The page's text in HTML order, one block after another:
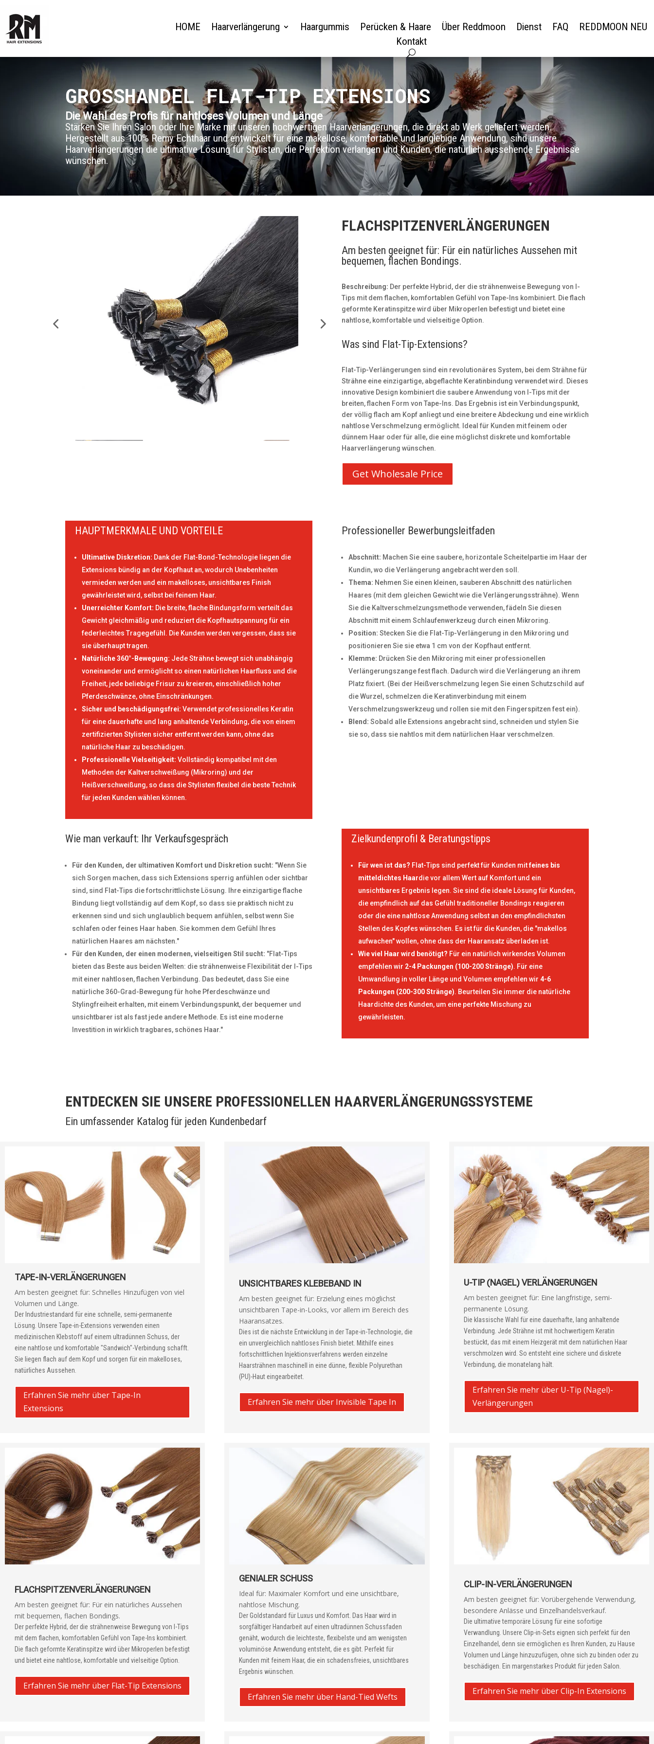
HOME Haarverlängerung Haargummis Perücken & Haare Über Reddmoon Dienst FAQ
REDDMOON NEU
Kontakt
GROSSHANDEL FLAT-TIP EXTENSIONS
Die Wahl des Profis für nahtloses Volumen und Länge
Stärken Sie Ihren Salon oder Ihre Marke mit unseren hochwertigen Haarverlängerungen, die direkt ab Werk geliefert werden.
Hergestellt aus 100% Remy Echthaar und entwickelt für eine makellose, komfortable und langlebige Anwendung, sind unsere
Haarverlängerungen die ultimative Lösung für Stylisten, die Perfektion verlangen und Kunden, die natürlich aussehende Ergebnisse
wünschen.
FLACHSPITZENVERLÄNGERUNGEN
Am besten geeignet für: Für ein natürliches Aussehen mit
bequemen, flachen Bondings.
Beschreibung: Der perfekte Hybrid, der die strähnenweise Bewegung von I-
Tips mit dem flachen, komfortablen Gefühl von Tape-Ins kombiniert. Die flach
geformte Keratinspitze wird über Mikroperlen befestigt und bietet eine
nahtlose, komfortable und vielseitige Option.
Was sind Flat-Tip-Extensions?
Flat-Tip-Verlängerungen sind ein revolutionäres System, bei dem Strähne für
Strähne eine einzigartige, abgeflachte Keratinbindung verwendet wird. Dieses
innovative Design kombiniert die saubere Anwendung von I-Tips mit der
breiten, flachen Form von Tape-Ins. Das Ergebnis ist ein Verbindungspunkt,
der völlig flach am Kopf anliegt und eine breitere Abdeckung und eine wirklich
nahtlose Verschmelzung ermöglicht. Ideal für Kunden mit feinem oder
dünnem Haar oder für alle, die eine möglichst diskrete und komfortable
Haarverlängerung wünschen.
Get Wholesale Price
HAUPTMERKMALE UND VORTEILE
Ultimative Diskretion: Dank der Flat-Bond-Technologie liegen die
Extensions bündig an der Kopfhaut an, wodurch Unebenheiten
vermieden werden und ein makelloses, unsichtbares Finish
gewährleistet wird, selbst bei feinem Haar.
Unerreichter Komfort: Die breite, flache Bindungsform verteilt das
Gewicht gleichmäßig und reduziert die Kopfhautspannung für ein
federleichtes Tragegefühl. Die Kunden werden vergessen, dass sie
sie überhaupt tragen.
Natürliche 360°-Bewegung: Jede Strähne bewegt sich unabhängig
voneinander und ermöglicht so einen natürlichen Haarfluss und die
Freiheit, jede beliebige Frisur zu kreieren, einschließlich hoher
Pferdeschwänze, ohne Einschränkungen.
Sicher und beschädigungsfrei: Verwendet professionelles Keratin
für eine dauerhafte und lang anhaltende Verbindung, die von einem
zertifizierten Stylisten sicher entfernt werden kann, ohne das
natürliche Haar zu beschädigen.
Professionelle Vielseitigkeit: Vollständig kompatibel mit den
Methoden der Kaltverschweißung (Mikroring) und der
Heißverschweißung, so dass die Stylisten flexibel die beste Technik
für jeden Kunden wählen können.
Professioneller Bewerbungsleitfaden
Abschnitt: Machen Sie eine saubere, horizontale Scheitelpartie im Haar der
Kundin, wo die Verlängerung angebracht werden soll.
Thema: Nehmen Sie einen kleinen, sauberen Abschnitt des natürlichen
Haares (mit dem gleichen Gewicht wie die Verlängerungssträhne). Wenn
Sie die Kaltverschmelzungsmethode verwenden, fädeln Sie diesen
Abschnitt mit einem Schlaufenwerkzeug durch einen Mikroring.
Position: Stecken Sie die Flat-Tip-Verlängerung in den Mikroring und
positionieren Sie sie etwa 1 cm von der Kopfhaut entfernt.
Klemme: Drücken Sie den Mikroring mit einer professionellen
Verlängerungszange fest flach. Dadurch wird die Verlängerung an ihrem
Platz fixiert. (Bei der Heißverschmelzung legen Sie einen Schutzschild auf
die Wurzel, schmelzen die Keratinverbindung mit einem
Verschmelzungswerkzeug und rollen sie mit den Fingerspitzen fest ein).
Blend: Sobald alle Extensions angebracht sind, schneiden und stylen Sie
sie so, dass sie nahtlos mit dem natürlichen Haar verschmelzen.
Wie man verkauft: Ihr Verkaufsgespräch
Für den Kunden, der ultimativen Komfort und Diskretion sucht: "Wenn Sie
sich Sorgen machen, dass sich Extensions sperrig anfühlen oder sichtbar
sind, sind Flat-Tips die fortschrittlichste Lösung. Ihre einzigartige flache
Bindung liegt vollständig auf dem Kopf, so dass sie praktisch nicht zu
erkennen sind und sich unglaublich bequem anfühlen, selbst wenn Sie
schlafen oder feines Haar haben. Sie kommen dem Gefühl Ihres
natürlichen Haares am nächsten."
Für den Kunden, der einen modernen, vielseitigen Stil sucht: "Flat-Tips
bieten das Beste aus beiden Welten: die strähnenweise Flexibilität der I-Tips
mit einer nahtlosen, flachen Verbindung. Das bedeutet, dass Sie eine
natürliche 360-Grad-Bewegung für hohe Pferdeschwänze und
Stylingfreiheit erhalten, mit einem Verbindungspunkt, der bequemer und
unsichtbarer ist als fast jede andere Methode. Es ist eine moderne
Investition in wirklich tragbares, schönes Haar."
Zielkundenprofil & Beratungstipps
Für wen ist das? Flat-Tips sind perfekt für Kunden mitfeines bis
mitteldichtes Haardie vor allem Wert auf Komfort und ein
unsichtbares Ergebnis legen. Sie sind die ideale Lösung für Kunden,
die empfindlich auf das Gefühl traditioneller Bondings reagieren
oder die eine nahtlose Anwendung selbst an den empfindlichsten
Stellen des Kopfes wünschen. Es ist für die Kunden, die "makellos
aufwachen" wollen, ohne dass der Haaransatz überladen ist.
Wie viel Haar wird benötigt? Für ein natürlich wirkendes Volumen
empfehlen wir 2-4 Packungen (100-200 Stränge). Für eine
Umwandlung in voller Länge und Volumen empfehlen wir 4-6
Packungen (200-300 Stränge). Beurteilen Sie immer die natürliche
Haardichte des Kunden, um eine perfekte Mischung zu
gewährleisten.
ENTDECKEN SIE UNSERE PROFESSIONELLEN HAARVERLÄNGERUNGSSYSTEME
Ein umfassender Katalog für jeden Kundenbedarf
TAPE-IN-VERLÄNGERUNGEN
Am besten geeignet für: Schnelles Hinzufügen von viel
Volumen und Länge.
Der Industriestandard für eine schnelle, semi-permanente
Lösung. Unsere Tape-in-Extensions verwenden einen
medizinischen Klebstoff auf einem ultradünnen Schuss, der
eine nahtlose und komfortable "Sandwich"-Verbindung schafft.
Sie liegen flach auf dem Kopf und sorgen für ein makelloses,
natürliches Aussehen.
Erfahren Sie mehr über Tape-In
Extensions
UNSICHTBARES KLEBEBAND IN
Am besten geeignet für: Erzielung eines möglichst
unsichtbaren Tape-in-Looks, vor allem im Bereich des
Haaransatzes.
Dies ist die nächste Entwicklung in der Tape-in-Technologie, die
ein unvergleichlich nahtloses Finish bietet. Mithilfe eines
fortschrittlichen Injektionsverfahrens werden einzelne
Haarsträhnen maschinell in eine dünne, flexible Polyurethan
(PU)-Haut eingearbeitet.
Erfahren Sie mehr über Invisible Tape In
U-TIP (NAGEL) VERLÄNGERUNGEN
Am besten geeignet für: Eine langfristige, semi-
permanente Lösung.
Die klassische Wahl für eine dauerhafte, lang anhaltende
Verbindung. Jede Strähne ist mit hochwertigem Keratin
bestückt, das mit einem Heizgerät mit dem natürlichen Haar
verschmolzen wird. So entsteht eine sichere und diskrete
Verbindung, die monatelang hält.
Erfahren Sie mehr über U-Tip (Nagel)-
Verlängerungen
FLACHSPITZENVERLÄNGERUNGEN
Am besten geeignet für: Für ein natürliches Aussehen
mit bequemen, flachen Bondings.
Der perfekte Hybrid, der die strähnenweise Bewegung von I-Tips
mit dem flachen, komfortablen Gefühl von Tape-Ins kombiniert.
Die flach geformte Keratinspitze wird über Mikroperlen befestigt
und bietet eine nahtlose, komfortable und vielseitige Option.
Erfahren Sie mehr über Flat-Tip Extensions
GENIALER SCHUSS
Ideal für: Maximaler Komfort und eine unsichtbare,
nahtlose Mischung.
Der Goldstandard für Luxus und Komfort. Das Haar wird in
sorgfältiger Handarbeit auf einen ultradünnen Schussfaden
genäht, wodurch die leichteste, flexibelste und am wenigsten
voluminöse Anwendung entsteht, die es gibt. Perfekt für
Kunden mit feinem Haar, die ein schadensfreies, unsichtbares
Ergebnis wünschen.
Erfahren Sie mehr über Hand-Tied Wefts
CLIP-IN-VERLÄNGERUNGEN
Am besten geeignet für: Vorübergehende Verwendung,
besondere Anlässe und Einzelhandelsverkauf.
Die ultimative temporäre Lösung für eine sofortige
Verwandlung. Unsere Clip-in-Sets eignen sich perfekt für den
Einzelhandel, denn sie ermöglichen es Ihren Kunden, zu Hause
Volumen und Länge hinzuzufügen, ohne sich zu binden oder zu
beschädigen. Ein margenstarkes Produkt für jeden Salon.
Erfahren Sie mehr über Clip-In Extensions